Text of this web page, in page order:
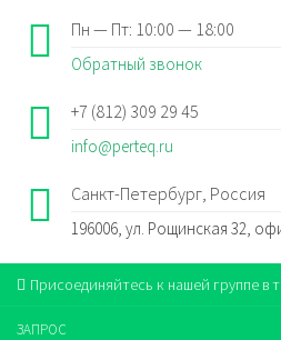
Пн — Пт: 10:00 — 18:00
Обратный звонок
+7 (812) 309 29 45
info@perteq.ru
Санкт-Петербург, Россия
196006, ул. Рощинская 32,
Присоединяйтесь к нашей группе в
ЗАПРОС